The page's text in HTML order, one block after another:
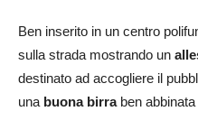
Ben inserito in un centro
sulla strada mostrando un
destinato ad accogliere il
una buona birraben abbinata